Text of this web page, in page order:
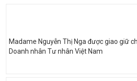
Madame Nguyễn Thị Nga được giao giữ
Doanh nhân Tư nhân Việt Nam